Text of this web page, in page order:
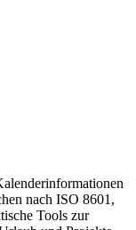
nach ISO 8601,
Tools zur